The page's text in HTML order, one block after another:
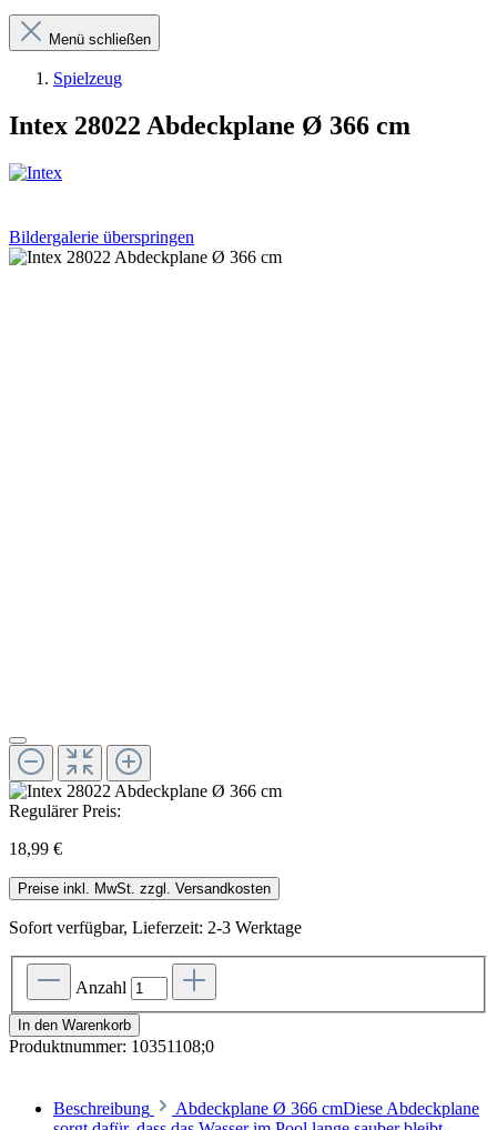
Menü schließen
Spielzeug
Intex 28022 Abdeckplane Ø 366 cm
Bildergalerie überspringen
Regulärer Preis:
18,99 €
Preise inkl. MwSt. zzgl. Versandkosten
Sofort verfügbar, Lieferzeit: 2-3 Werktage
Anzahl
In den Warenkorb
Produktnummer: 10351108;0
Beschreibung
Abdeckplane Ø 366 cmDiese Abdeckplane